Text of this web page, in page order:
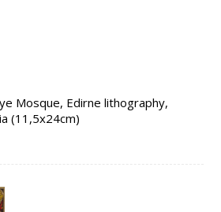
Mosque, Edirne lithography,
(11,5x24cm)